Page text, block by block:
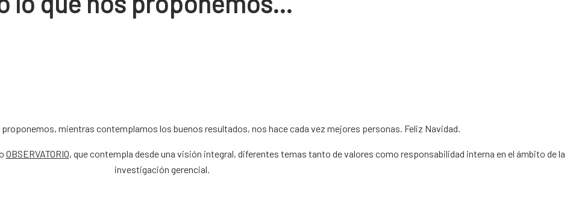
mientras contemplamos los buenos resultados, nos hace cada vez mejores personas. Feliz Navidad.
OBSERVATORIO, que contempla desde una visión integral, diferentes temas tanto de valores como responsabilidad interna en el ámbito de la
investigación gerencial.